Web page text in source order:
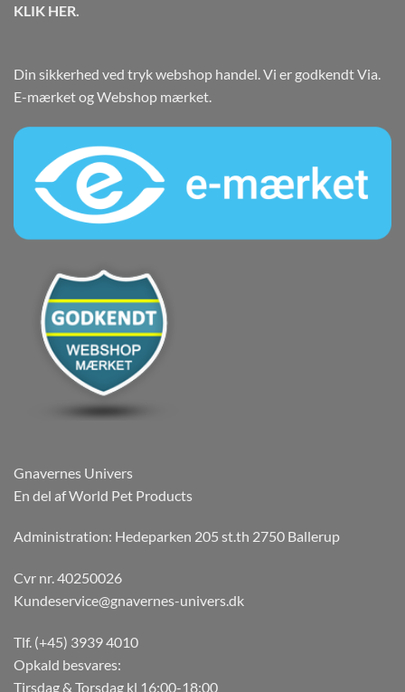
KLIK HER.
Din sikkerhed ved tryk webshop handel. Vi er godkendt Via.
E-mærket og Webshop mærket.
Gnavernes Univers
En del af World Pet Products
Administration: Hedeparken 205 st.th 2750 Ballerup
Cvr nr. 40250026
Kundeservice@gnavernes-univers.dk
Tlf. (+45) 3939 4010
Opkald besvares:
Tirsdag & Torsdag kl 16:00-18:00